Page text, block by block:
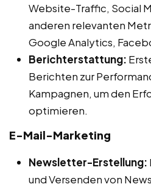
Website-Traffic, Social
anderen relevanten
Google Analytics,
Berichterstattung:
Berichten zur
Kampagnen, um den
optimieren.
E-Mail-Marketing
Newsletter-Erstellung:
und Versenden von